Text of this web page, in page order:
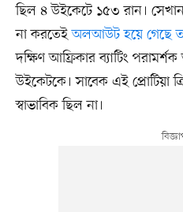
ছিল ৪ উইকেটে ১৫৩ রান।
না করতেইঅলআউট হয়ে গেছে
দক্ষিণ আফ্রিকার ব্যাটিং
উইকেটকে। সাবেক এই প্রোটিয়া
স্বাভাবিক ছিল না।